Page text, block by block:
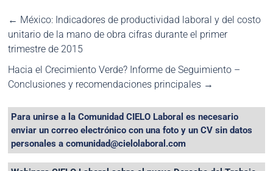
← México: Indicadores de productividad laboral y del costo
unitario de la mano de obra cifras durante el primer
trimestre de 2015
Hacia el Crecimiento Verde? Informe de Seguimiento –
Conclusiones y recomendaciones principales →
Para unirse a la Comunidad CIELO Laboral es necesario
enviar un correo electrónico con una foto y un CV sin datos
personales a comunidad@cielolaboral.com